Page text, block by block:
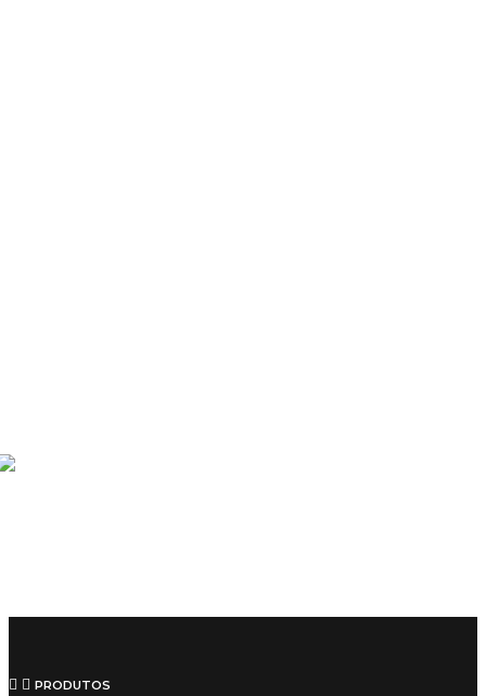
PRODUTOS